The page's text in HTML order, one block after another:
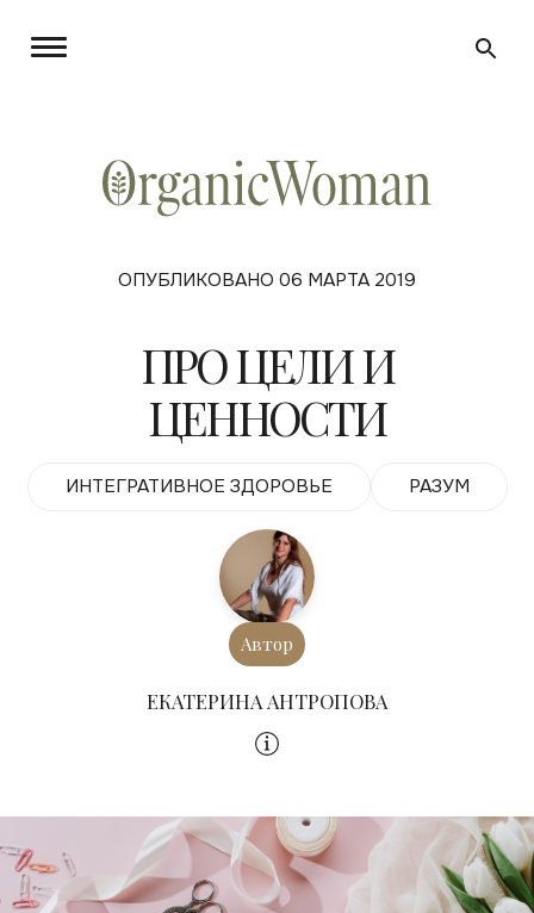
ОПУБЛИКОВАНО 06 МАРТА 2019
ПРО ЦЕЛИ И
ЦЕННОСТИ
ИНТЕГРАТИВНОЕ ЗДОРОВЬЕ РАЗУМ
Автор
ЕКАТЕРИНА АНТРОПОВА